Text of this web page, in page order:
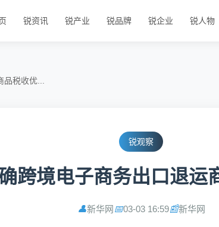
锐资讯 锐产业 锐品牌 锐企业 锐人物
税收优...
锐观察
跨境电子商务出口退运
👤新华网 📅03-03 16:59📰新华网